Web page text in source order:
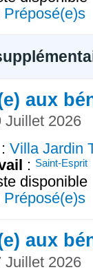
Préposé(e)s
aux
Juillet 2026
: Villa Jardin
: Saint-Esprit
disponible
Préposé(e)s
aux
Juillet 2026